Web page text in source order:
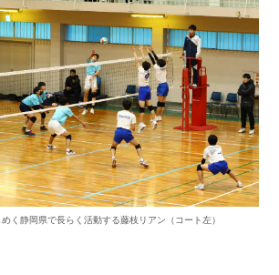
く静岡県で長らく活動する藤枝リアン（コート左）